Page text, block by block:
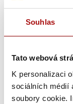
Souhlas
Tato webová
K personalizaci
sociálních médií
soubory cookie.
Novinky